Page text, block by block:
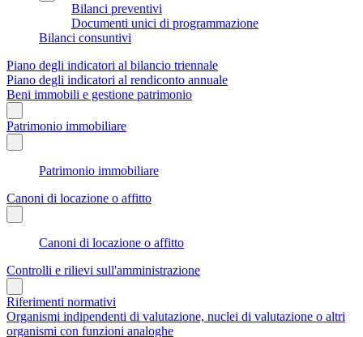
Bilanci preventivi
Documenti unici di programmazione
Bilanci consuntivi
Piano degli indicatori al bilancio triennale
Piano degli indicatori al rendiconto annuale
Beni immobili e gestione patrimonio
Patrimonio immobiliare
Patrimonio immobiliare
Canoni di locazione o affitto
Canoni di locazione o affitto
Controlli e rilievi sull'amministrazione
Riferimenti normativi
Organismi indipendenti di valutazione, nuclei di valutazione o altri
organismi con funzioni analoghe